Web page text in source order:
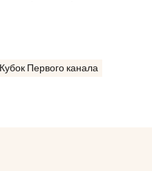
Кубок Первого канала